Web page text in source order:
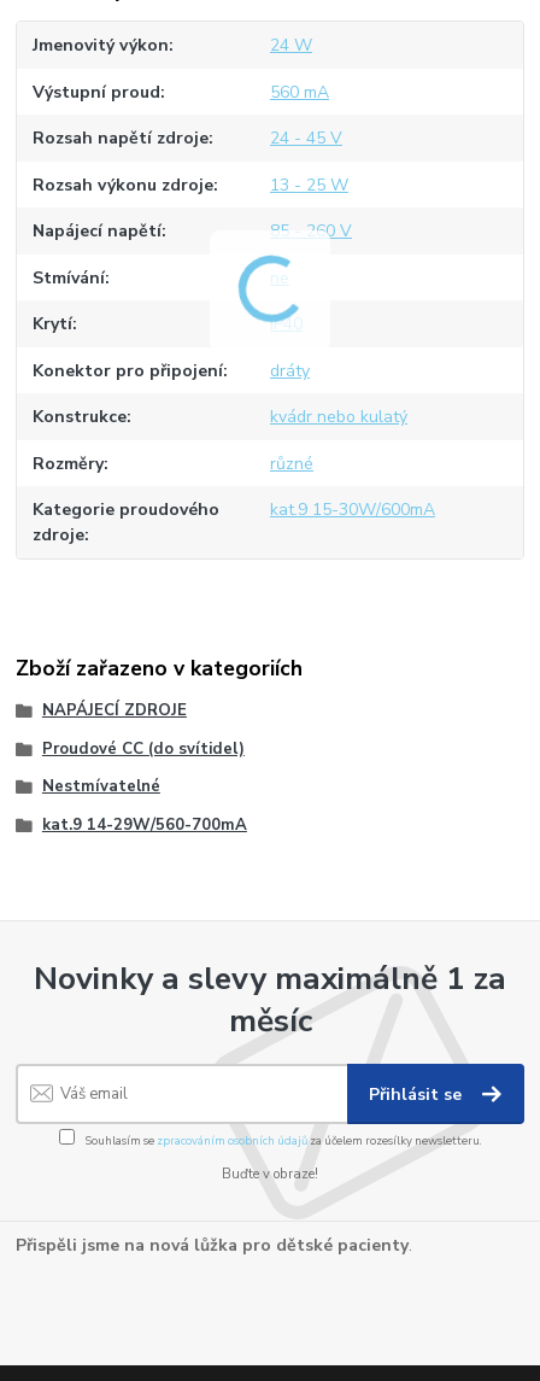
Jmenovitý výkon 24 W
Výstupní proud 560 mA
Rozsah napětí zdroje 24 - 45 V
Rozsah výkonu zdroje 13 - 25 W
Napájecí napětí 85 - 260 V
Stmívání ne
Krytí IP40
Konektor pro připojení dráty
Konstrukce kvádr nebo kulatý
Rozměry různé
Kategorie proudového
zdroje
kat.9 15-30W/600mA
Zboží zařazeno v kategoriích
NAPÁJECÍ ZDROJE
Proudové CC (do svítidel)
Nestmívatelné
kat.9 14-29W/560-700mA
Novinky a slevy maximálně 1 za
měsíc
Přihlásit se
Souhlasím se zpracováním osobních údajůza účelem rozesílky newsletteru.
Buďte v obraze!
Přispěli jsme na nová lůžka pro dětské pacienty.